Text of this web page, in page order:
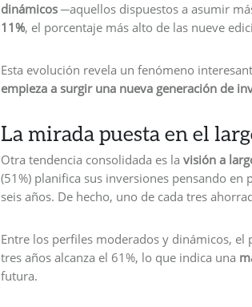
dinámicos ─aquellos dispuestos a asumir
11%, el porcentaje más alto de las nueve
Esta evolución revela un fenómeno
empieza a surgir una nueva generación de
La mirada puesta en el
Otra tendencia consolidada es lavisión a
(51%) planifica sus inversiones pensando en
seis años. De hecho, uno de cada tres
Entre los perfiles moderados y dinámicos,
tres años alcanza el 61%, lo que indica una
futura.